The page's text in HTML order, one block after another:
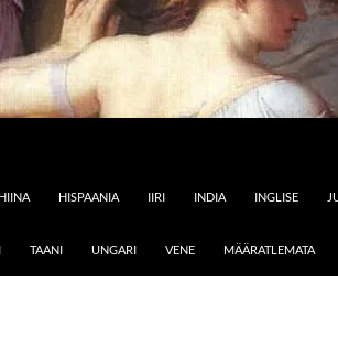
HIINA HISPAANIA IIRI INDIA INGLISE
TAANI UNGARI VENE MÄÄRATLEMATA